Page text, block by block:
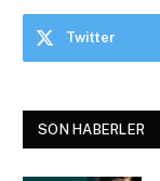
Twitter
SON HABERLER